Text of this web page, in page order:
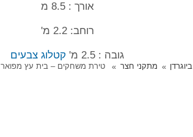
אורך : 8.5 מ
רוחב: 2.2 מ'
גובה : 2.5 מ' קטלוג צבעים
ביוגרדן מתקני חצר טירת משחקים – בית עץ מפואר